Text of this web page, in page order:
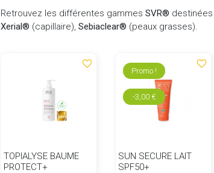
Retrouvez les différentes gammes SVR®
Xerial® (capillaire), Sebiaclear® (peaux grasses).
favorite_border
TOPIALYSE BAUME
PROTECT+
favorite_border
SUN SECURE LAIT
SPF50+
Promo !
-3,00 €